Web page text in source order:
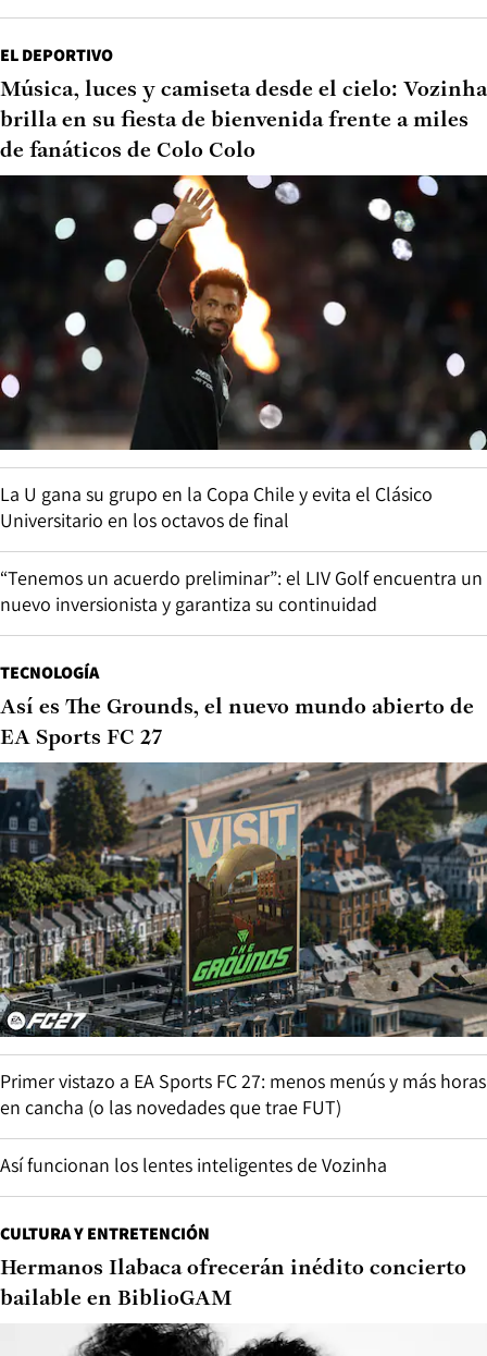
EL DEPORTIVO
Música, luces y camiseta desde el cielo: Vozinha
brilla en su fiesta de bienvenida frente a miles
de fanáticos de Colo Colo
La U gana su grupo en la Copa Chile y evita el Clásico
Universitario en los octavos de final
“Tenemos un acuerdo preliminar”: el LIV Golf encuentra un
nuevo inversionista y garantiza su continuidad
TECNOLOGÍA
Así es The Grounds, el nuevo mundo abierto de
EA Sports FC 27
Primer vistazo a EA Sports FC 27: menos menús y más horas
en cancha (o las novedades que trae FUT)
Así funcionan los lentes inteligentes de Vozinha
CULTURA Y ENTRETENCIÓN
Hermanos Ilabaca ofrecerán inédito concierto
bailable en BiblioGAM